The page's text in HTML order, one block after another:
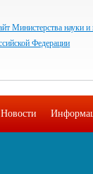
Министерства науки
Федерации
Новости